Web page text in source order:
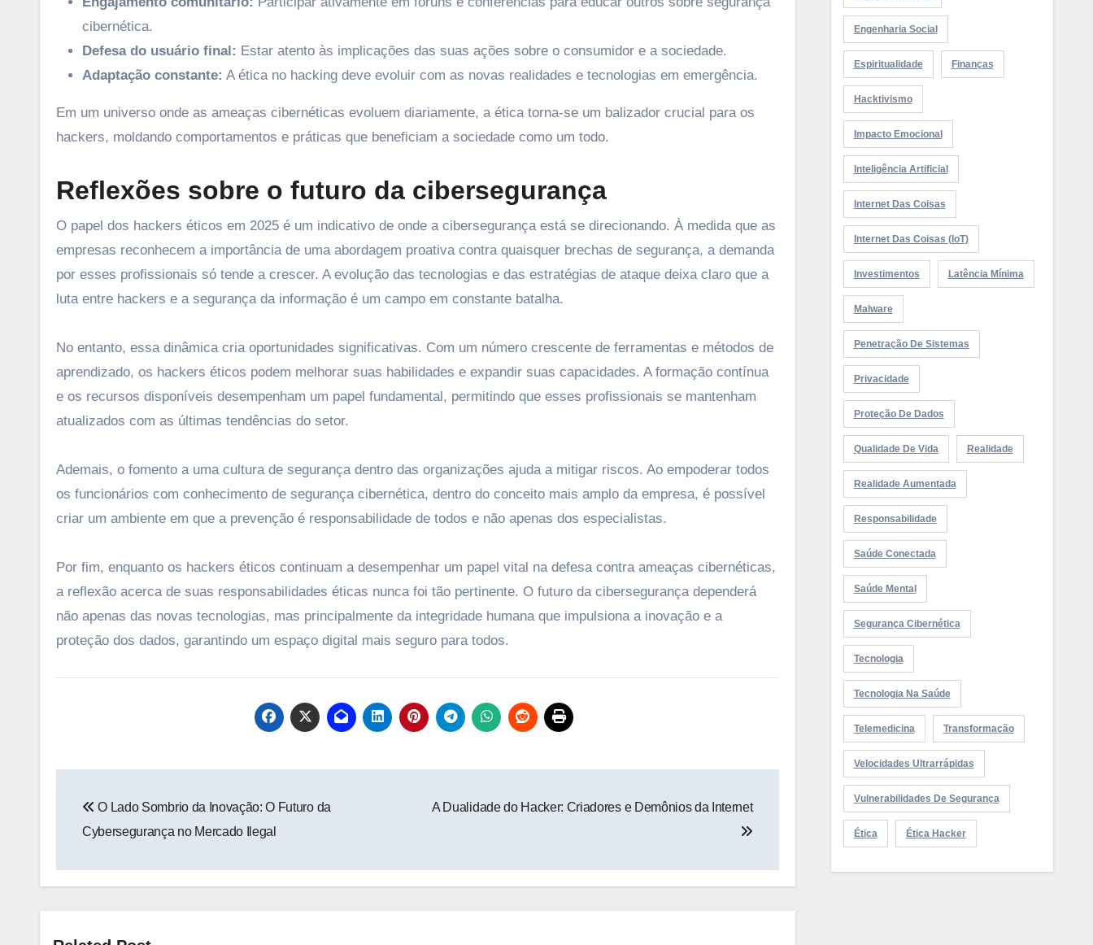
cibernética.
Defesa do usuário final: Estar atento às implicações das suas ações sobre o consumidor e a sociedade.
Adaptação constante: A ética no hacking deve evoluir com as novas realidades e tecnologias em emergência.
Em um universo onde as ameaças cibernéticas evoluem diariamente, a ética torna-se um balizador crucial para os
hackers, moldando comportamentos e práticas que beneficiam a sociedade como um todo.
Reflexões sobre o futuro da cibersegurança
O papel dos hackers éticos em 2025 é um indicativo de onde a cibersegurança está se direcionando. À medida que as
empresas reconhecem a importância de uma abordagem proativa contra quaisquer brechas de segurança, a demanda
por esses profissionais só tende a crescer. A evolução das tecnologias e das estratégias de ataque deixa claro que a
luta entre hackers e a segurança da informação é um campo em constante batalha.
No entanto, essa dinâmica cria oportunidades significativas. Com um número crescente de ferramentas e métodos de
aprendizado, os hackers éticos podem melhorar suas habilidades e expandir suas capacidades. A formação contínua
e os recursos disponíveis desempenham um papel fundamental, permitindo que esses profissionais se mantenham
atualizados com as últimas tendências do setor.
Ademais, o fomento a uma cultura de segurança dentro das organizações ajuda a mitigar riscos. Ao empoderar todos
os funcionários com conhecimento de segurança cibernética, dentro do conceito mais amplo da empresa, é possível
criar um ambiente em que a prevenção é responsabilidade de todos e não apenas dos especialistas.
Por fim, enquanto os hackers éticos continuam a desempenhar um papel vital na defesa contra ameaças cibernéticas,
a reflexão acerca de suas responsabilidades éticas nunca foi tão pertinente. O futuro da cibersegurança dependerá
não apenas das novas tecnologias, mas principalmente da integridade humana que impulsiona a inovação e a
proteção dos dados, garantindo um espaço digital mais seguro para todos.
de
O Lado Sombrio da Inovação: O Futuro da
Cybersegurança no Mercado Ilegal
A Dualidade do Hacker: Criadores e Demônios da Internet
Engenharia Social
Espiritualidade Finanças
Hacktivismo
Impacto Emocional
Inteligência Artificial
Internet Das Coisas
Internet Das Coisas (IoT)
Investimentos Latência Mínima
Malware
Penetração De Sistemas
Privacidade
Proteção De Dados
Qualidade De Vida Realidade
Realidade Aumentada
Responsabilidade
Saúde Conectada
Saúde Mental
Segurança Cibernética
Tecnologia
Tecnologia Na Saúde
Telemedicina Transformação
Velocidades Ultrarrápidas
Vulnerabilidades De Segurança
Ética Ética Hacker